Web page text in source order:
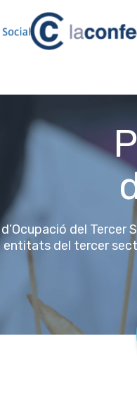
P
del
entitats del tercer